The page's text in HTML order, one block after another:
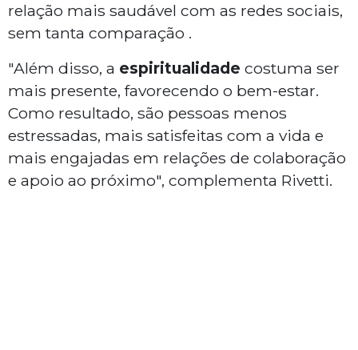
relação mais saudável com as redes sociais,
sem tanta comparação .
"Além disso, a espiritualidade costuma ser
mais presente, favorecendo o bem-estar.
Como resultado, são pessoas menos
estressadas, mais satisfeitas com a vida e
mais engajadas em relações de colaboração
e apoio ao próximo", complementa Rivetti.